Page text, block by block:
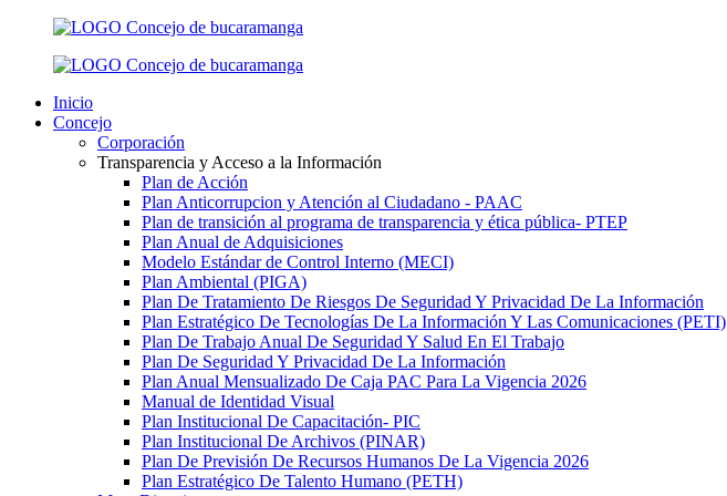
Inicio
Concejo
Corporación
Transparencia y Acceso a la Información
Plan de Acción
Plan Anticorrupcion y Atención al Ciudadano - PAAC
Plan de transición al programa de transparencia y ética pública- РТЕР
Plan Anual de Adquisiciones
Modelo Estándar de Control Interno (MECI)
Plan Ambiental (PIGA)
Plan De Tratamiento De Riesgos De Seguridad Y Privacidad De La Información
Plan Estratégico De Tecnologías De La Información Y Las Comunicaciones (PETI)
Plan De Trabajo Anual De Seguridad Y Salud En El Trabajo
Plan De Seguridad Y Privacidad De La Información
Plan Anual Mensualizado De Caja PAC Para La Vigencia 2026
Manual de Identidad Visual
Plan Institucional De Capacitación- PIC
Plan Institucional De Archivos (PINAR)
Plan De Previsión De Recursos Humanos De La Vigencia 2026
Plan Estratégico De Talento Humano (PETH)